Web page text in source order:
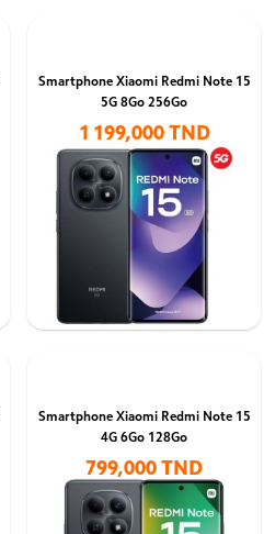
Smartphone Xiaomi Redmi Note 15
5G 8Go 256Go
1 199,000 TND
Smartphone Xiaomi Redmi Note 15
4G 6Go 128Go
799,000 TND